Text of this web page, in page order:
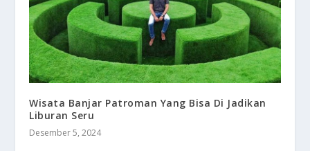
Wisata Banjar Patroman Yang Bisa Di Jadikan
Liburan Seru
Desember 5, 2024